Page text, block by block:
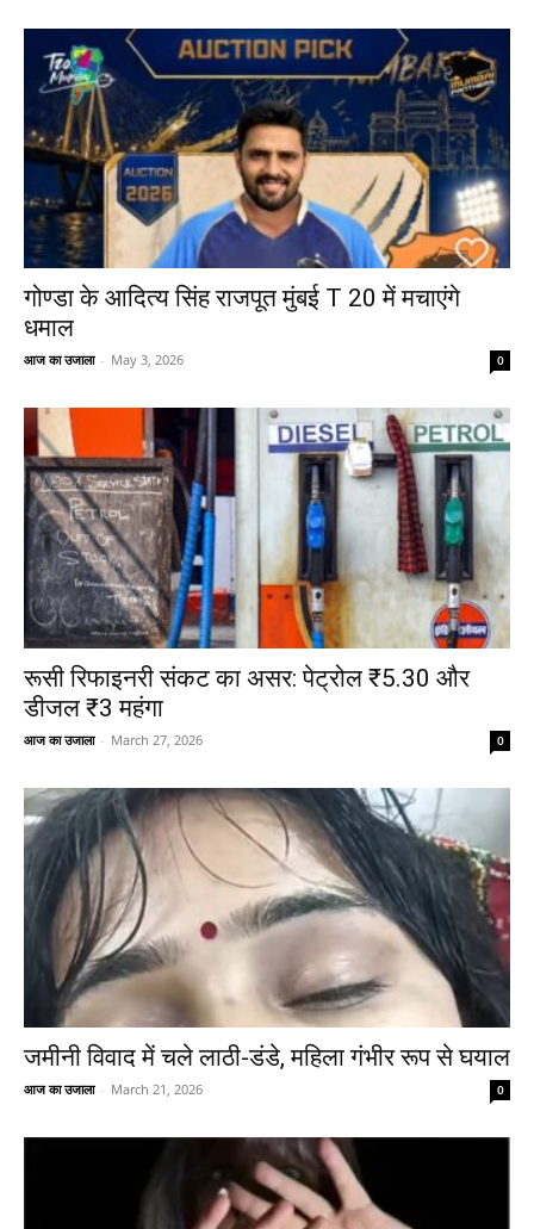
गोण्डा के आदित्य सिंह राजपूत मुंबई T 20 में मचाएंगे
धमाल
आज का उजाला - May 3, 2026 0
रूसी रिफाइनरी संकट का असर: पेट्रोल ₹5.30 और
डीजल ₹3 महंगा
आज का उजाला - March 27, 2026 0
जमीनी विवाद में चले लाठी-डंडे, महिला गंभीर रूप से घयाल
आज का उजाला - March 21, 2026 0